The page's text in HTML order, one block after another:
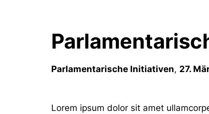
Parlamentarische Initiativen, 27.
Lorem ipsum dolor sit amet